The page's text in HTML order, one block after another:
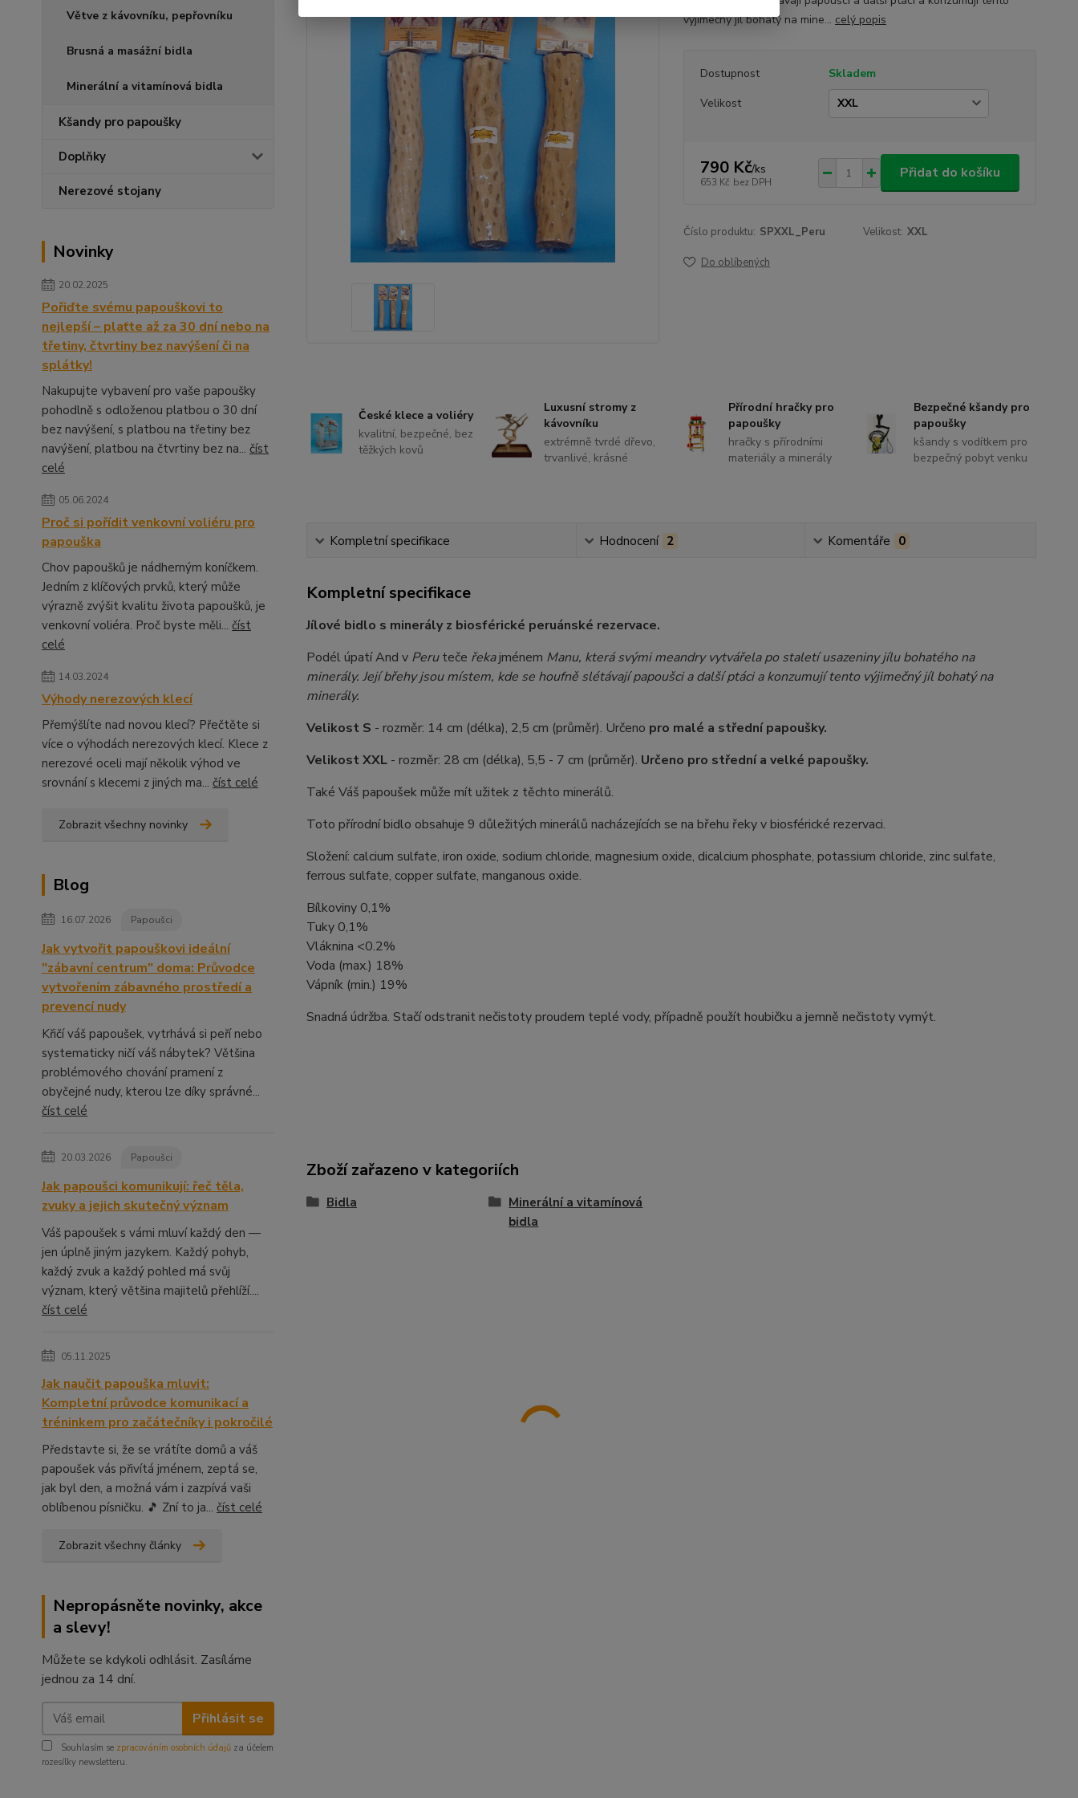
Větve z kávovníku, pepřovníku
Brusná a masážní bidla
Minerální a vitamínová bidla
Kšandy pro papoušky
Doplňky
Nerezové stojany
Novinky
20.02.2025
Pořiďte svému papouškovi to
nejlepší – plaťte až za 30 dní nebo na
třetiny, čtvrtiny bez navýšení či na
splátky!
Nakupujte vybavení pro vaše papoušky
pohodlně s odloženou platbou o 30 dní
bez navýšení, s platbou na třetiny bez
navýšení, platbou na čtvrtiny bez na... číst
celé
05.06.2024
Proč si pořídit venkovní voliéru pro
papouška
Chov papoušků je nádherným koníčkem.
Jedním z klíčových prvků, který může
výrazně zvýšit kvalitu života papoušků, je
venkovní voliéra. Proč byste měli... číst
celé
14.03.2024
Výhody nerezových klecí
Přemýšlíte nad novou klecí? Přečtěte si
více o výhodách nerezových klecí. Klece z
nerezové oceli mají několik výhod ve
srovnání s klecemi z jiných ma... číst celé
Zobrazit všechny novinky
Blog
16.07.2026 Papoušci
Jak vytvořit papouškovi ideální
"zábavní centrum" doma: Průvodce
vytvořením zábavného prostředí a
prevencí nudy
Křičí váš papoušek, vytrhává si peří nebo
systematicky ničí váš nábytek? Většina
problémového chování pramení z
obyčejné nudy, kterou lze díky správné...
číst celé
20.03.2026 Papoušci
Jak papoušci komunikují: řeč těla,
zvuky a jejich skutečný význam
Váš papoušek s vámi mluví každý den —
jen úplně jiným jazykem. Každý pohyb,
každý zvuk a každý pohled má svůj
význam, který většina majitelů přehlíží....
číst celé
05.11.2025
Jak naučit papouška mluvit:
Kompletní průvodce komunikací a
tréninkem pro začátečníky i pokročilé
Představte si, že se vrátíte domů a váš
papoušek vás přivítá jménem, zeptá se,
jak byl den, a možná vám i zazpívá vaši
oblíbenou písničku. 🎵 Zní to ja... číst celé
Zobrazit všechny články
Nepropásněte novinky, akce
a slevy!
Můžete se kdykoli odhlásit. Zasíláme
jednou za 14 dní.
Přihlásit se
Souhlasím se zpracováním osobních údajů za účelem
rozesílky newsletteru.
výjimečný jíl bohatý na mine... celý popis
Dostupnost
Skladem
Velikost
790 Kč/ks
653 Kč bez DPH
Přidat do košíku
Číslo produktu: SPXXL_Peru Velikost: XXL
Do oblíbených
České klece a voliéry
kvalitní, bezpečné, bez
těžkých kovů
Luxusní stromy z
kávovníku
extrémně tvrdé dřevo,
trvanlivé, krásné
Přírodní hračky pro
papoušky
hračky s přírodními
materiály a minerály
Bezpečné kšandy pro
papoušky
kšandy s vodítkem pro
bezpečný pobyt venku
Kompletní specifikace Hodnocení 2 Komentáře 0
Kompletní specifikace
Jílové bidlo s minerály z biosférické peruánské rezervace.
Podél úpatí And v Peruteče řekajménem Manu, která svými meandry vytvářela po staletí usazeniny jílu bohatého na
minerály. Její břehy jsou místem, kde se houfně slétávají papoušci a další ptáci a konzumují tento výjimečný jíl bohatý na
minerály.
Velikost S - rozměr: 14 cm (délka), 2,5 cm (průměr). Určeno pro malé a střední papoušky.
Velikost XXL - rozměr: 28 cm (délka), 5,5 - 7 cm (průměr). Určeno pro střední a velké papoušky.
Také Váš papoušek může mít užitek z těchto minerálů.
Toto přírodní bidlo obsahuje 9 důležitých minerálů nacházejících se na břehu řeky v biosférické rezervaci.
Složení: calcium sulfate, iron oxide, sodium chloride, magnesium oxide, dicalcium phosphate, potassium chloride, zinc sulfate,
ferrous sulfate, copper sulfate, manganous oxide.
Bílkoviny 0,1%
Tuky 0,1%
Vláknina <0.2%
Voda (max.) 18%
Vápník (min.) 19%
Snadná údržba. Stačí odstranit nečistoty proudem teplé vody, případně použít houbičku a jemně nečistoty vymýt.
Zboží zařazeno v kategoriích
Bidla
Minerální a vitamínová
bidla